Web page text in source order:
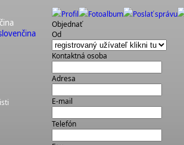
Profil Fotoalbum Poslať správu
Objednať
Od
Kontaktná osoba
Adresa
E-mail
Telefón